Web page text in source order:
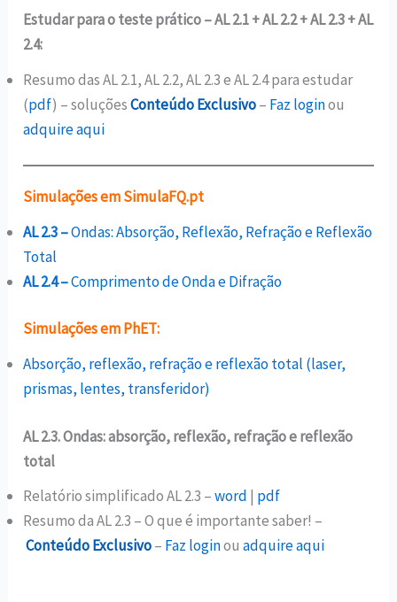
Estudar para o teste prático – AL 2.1 + AL 2.2 + AL 2.3 + AL
2.4:
Resumo das AL 2.1, AL 2.2, AL 2.3 e AL 2.4 para estudar
(pdf) – soluçõesConteúdo Exclusivo– Faz loginou
adquire aqui
Simulações em SimulaFQ.pt
AL 2.3 –Ondas: Absorção, Reflexão, Refração e Reflexão
Total
AL 2.4 –Comprimento de Onda e Difração
Simulações em PhET:
Absorção, reflexão, refração e reflexão total (laser,
prismas, lentes, transferidor)
AL 2.3. Ondas: absorção, reflexão, refração e reflexão
total
Relatório simplificado AL 2.3 –word | pdf
Resumo da AL 2.3 – O que é importante saber! –
Conteúdo Exclusivo– Faz loginouadquire aqui